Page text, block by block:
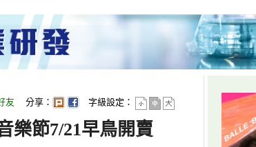
友 分享： 字級設定：
節7/21早鳥開賣